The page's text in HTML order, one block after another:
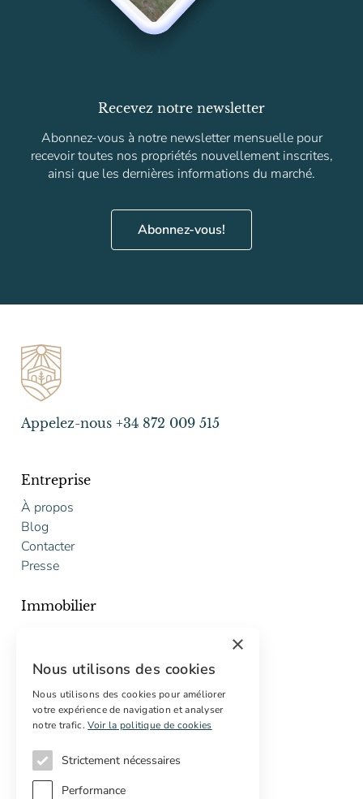
Recevez notre newsletter
Abonnez-vous à notre newsletter mensuelle pour
recevoir toutes nos propriétés nouvellement inscrites,
ainsi que les dernières informations du marché.
Abonnez-vous!
Appelez-nous +34 872 009 515
Entreprise
À propos
Blog
Contacter
Presse
Immobilier
Proposition gratuite de restauration
Services
Acheteurs internationaux
Propriétés off-market
×
Nous utilisons des cookies
Nous utilisons des cookies pour améliorer
votre expérience de navigation et analyser
notre trafic. Voir la politique de cookies
Strictement nécessaires
Performance